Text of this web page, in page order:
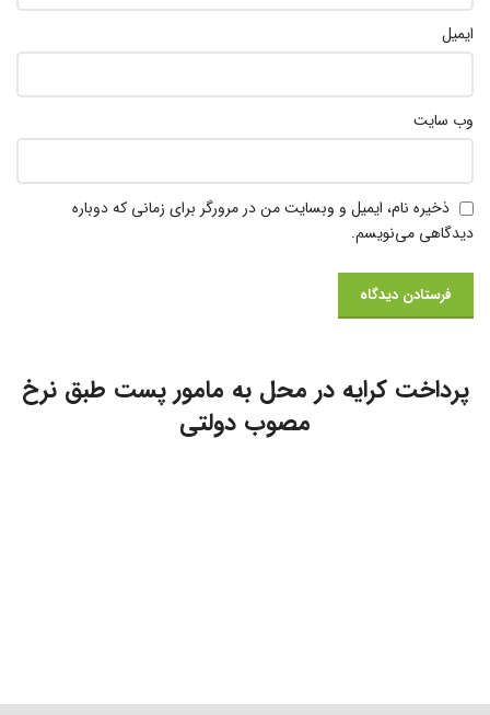
ایمیل
وب‌ سایت
ذخیره نام، ایمیل و وبسایت من در مرورگر برای زمانی که دوباره
دیدگاهی می‌نویسم.
پرداخت کرایه در محل به مامور پست طبق نرخ
مصوب دولتی